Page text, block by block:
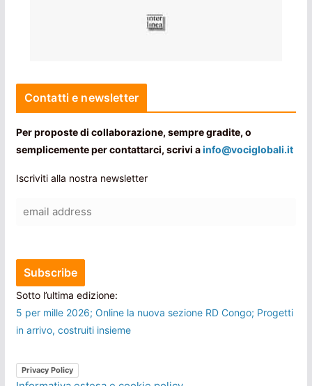
Contatti e newsletter
Per proposte di collaborazione, sempre gradite, o
semplicemente per contattarci, scrivi ainfo@vociglobali.it
Iscriviti alla nostra newsletter
Sotto l’ultima edizione:
5 per mille 2026; Online la nuova sezione RD Congo; Progetti
in arrivo, costruiti insieme
Privacy Policy